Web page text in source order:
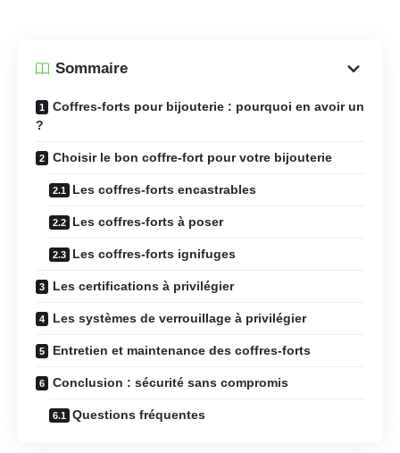
Sommaire
Coffres-forts pour bijouterie : pourquoi en avoir un
?
Choisir le bon coffre-fort pour votre bijouterie
Les coffres-forts encastrables
Les coffres-forts à poser
Les coffres-forts ignifuges
Les certifications à privilégier
Les systèmes de verrouillage à privilégier
Entretien et maintenance des coffres-forts
Conclusion : sécurité sans compromis
Questions fréquentes